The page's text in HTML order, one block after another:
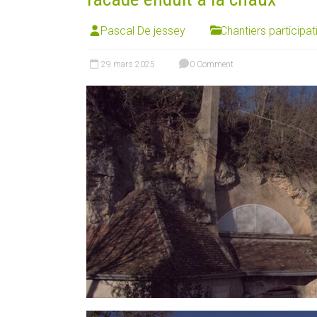
Pascal De jessey Chantiers
29 mars 2025 0 Comment